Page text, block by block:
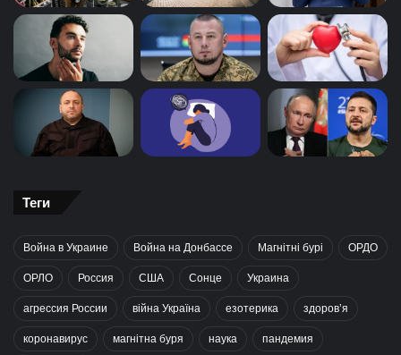
Теги
Война в Украине Война на Донбассе Магнітні бурі ОРДО
ОРЛО Россия США Сонце Украина
агрессия России війна Україна езотерика здоров’я
коронавирус магнітна буря наука пандемия